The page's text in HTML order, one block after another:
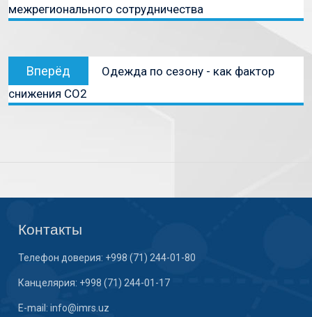
межрегионального сотрудничества
Вперёд
Одежда по сезону - как фактор
снижения СО2
Контакты
Телефон доверия: +998 (71) 244-01-80
Канцелярия: +998 (71) 244-01-17
E-mail: info@imrs.uz